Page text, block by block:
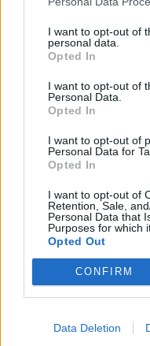
I want to opt-out of
personal data.
Opted In
I want to opt-out of
Personal Data.
Opted In
I want to opt-out of
Personal Data for
Opted In
I want to opt-out of
Retention, Sale,
Personal Data that
Purposes for which
Opted Out
CONFIRM
Data Deletion
Glace à la
recette
de douceur
Catégorie :Recettes